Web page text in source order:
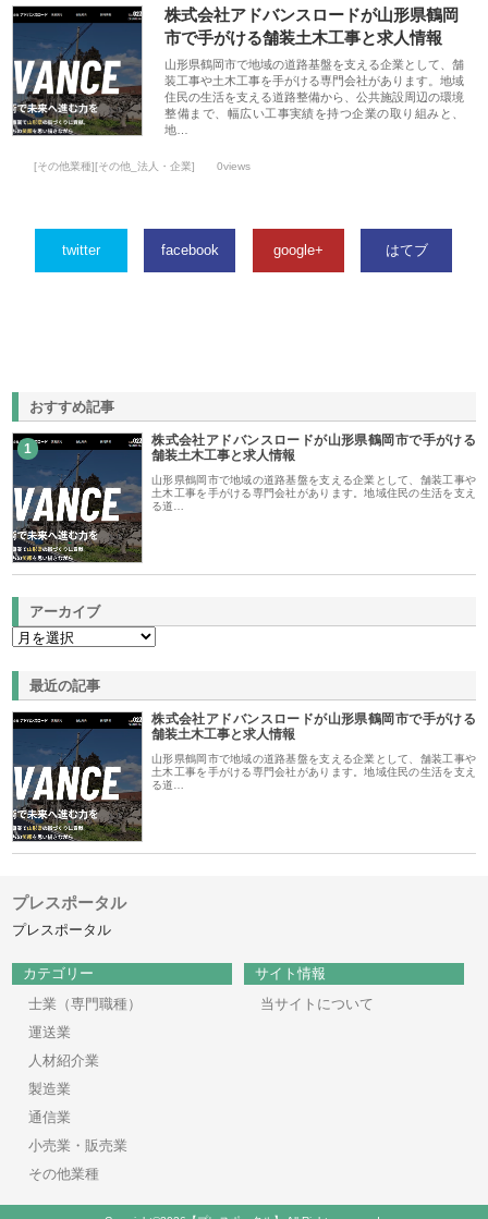
株式会社アドバンスロードが山形県鶴岡
市で手がける舗装土木工事と求人情報
山形県鶴岡市で地域の道路基盤を支える企業として、舗
装工事や土木工事を手がける専門会社があります。地域
住民の生活を支える道路整備から、公共施設周辺の環境
整備まで、幅広い工事実績を持つ企業の取り組みと、
地…
[その他業種][その他_法人・企業] 0views
twitter facebook google+ はてブ
おすすめ記事
1
株式会社アドバンスロードが山形県鶴岡市で手がける
舗装土木工事と求人情報
山形県鶴岡市で地域の道路基盤を支える企業として、舗装工事や
土木工事を手がける専門会社があります。地域住民の生活を支え
る道…
アーカイブ
最近の記事
株式会社アドバンスロードが山形県鶴岡市で手がける
舗装土木工事と求人情報
山形県鶴岡市で地域の道路基盤を支える企業として、舗装工事や
土木工事を手がける専門会社があります。地域住民の生活を支え
る道…
プレスポータル
プレスポータル
カテゴリー
士業（専門職種）
運送業
人材紹介業
製造業
通信業
小売業・販売業
その他業種
サイト情報
当サイトについて